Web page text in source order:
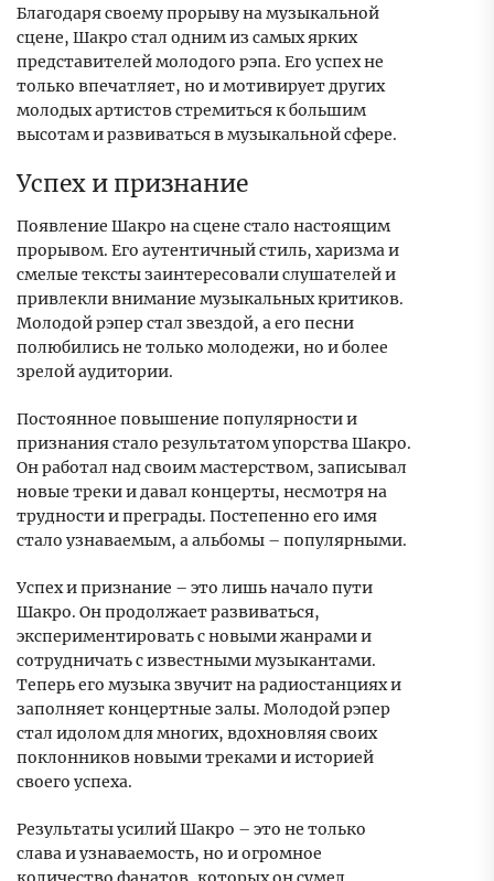
Благодаря своему прорыву на музыкальной
сцене, Шакро стал одним из самых ярких
представителей молодого рэпа. Его успех не
только впечатляет, но и мотивирует других
молодых артистов стремиться к большим
высотам и развиваться в музыкальной сфере.
Успех и признание
Появление Шакро на сцене стало настоящим
прорывом. Его аутентичный стиль, харизма и
смелые тексты заинтересовали слушателей и
привлекли внимание музыкальных критиков.
Молодой рэпер стал звездой, а его песни
полюбились не только молодежи, но и более
зрелой аудитории.
Постоянное повышение популярности и
признания стало результатом упорства Шакро.
Он работал над своим мастерством, записывал
новые треки и давал концерты, несмотря на
трудности и преграды. Постепенно его имя
стало узнаваемым, а альбомы – популярными.
Успех и признание – это лишь начало пути
Шакро. Он продолжает развиваться,
экспериментировать с новыми жанрами и
сотрудничать с известными музыкантами.
Теперь его музыка звучит на радиостанциях и
заполняет концертные залы. Молодой рэпер
стал идолом для многих, вдохновляя своих
поклонников новыми треками и историей
своего успеха.
Результаты усилий Шакро – это не только
слава и узнаваемость, но и огромное